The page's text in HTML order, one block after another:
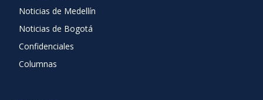
Noticias de Medellín
Noticias de Bogotá
Confidenciales
Columnas